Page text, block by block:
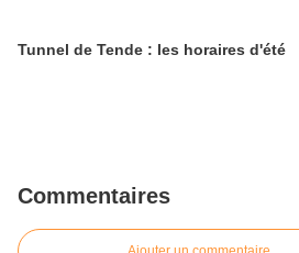
Tunnel de Tende : les horaires d'été
Commentaires